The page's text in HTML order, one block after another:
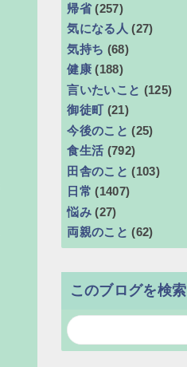
帰省 (257)
気になる人 (27)
気持ち (68)
健康 (188)
言いたいこと (125)
御徒町 (21)
今後のこと (25)
食生活 (792)
田舎のこと (103)
日常 (1407)
悩み (27)
両親のこと (62)
このブログを検索